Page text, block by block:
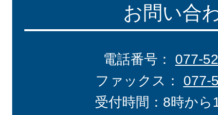
お問い合
電話番号： 077-
ファックス： 077-
受付時間：8時から